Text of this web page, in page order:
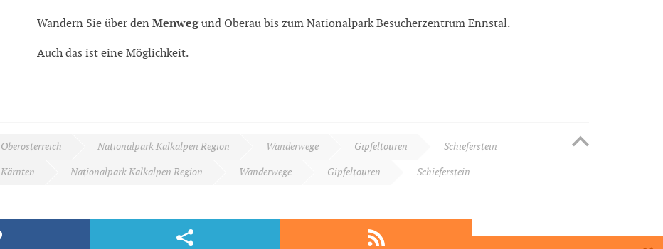
Wandern Sie über den Menwegund Oberau bis zum Nationalpark Besucherzentrum Ennstal.
Auch das ist eine Möglichkeit.
Oberösterreich Nationalpark Kalkalpen Region Wanderwege Gipfeltouren Schieferstein
Kärnten Nationalpark Kalkalpen Region Wanderwege Gipfeltouren Schieferstein